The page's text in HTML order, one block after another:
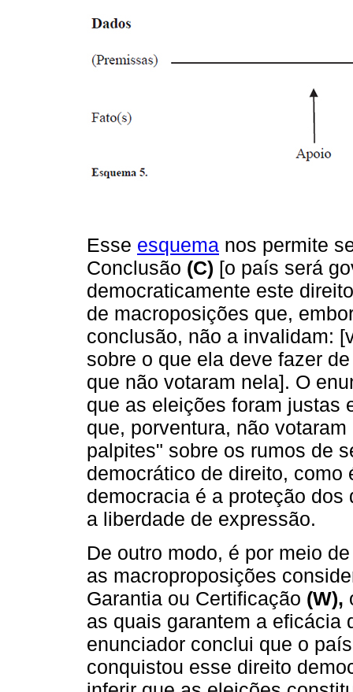
Esse esquema nos permite
Conclusão (C) [o país será
democraticamente este
de macroposições que,
conclusão, não a invalidam:
sobre o que ela deve fazer
que não votaram nela]. O
que as eleições foram justas
que, porventura, não
palpites" sobre os rumos de
democrático de direito,
democracia é a proteção
a liberdade de expressão.
De outro modo, é por meio
as macroproposições
Garantia ou Certificação (W),
as quais garantem a eficácia
enunciador conclui que o
conquistou esse direito